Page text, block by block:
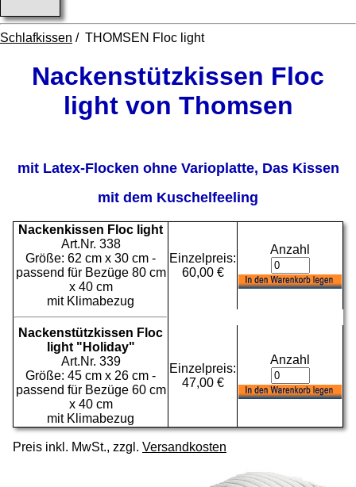
Schlafkissen / THOMSEN Floc light
Nackenstützkissen Floc
light von Thomsen
mit Latex-Flocken ohne Varioplatte, Das Kissen
mit dem Kuschelfeeling
Nackenkissen Floc light
Art.Nr. 338
Größe: 62 cm x 30 cm -
passend für Bezüge 80 cm
x 40 cm
mit Klimabezug
Einzelpreis:
60,00 €
Anzahl
Nackenstützkissen Floc
light "Holiday"
Art.Nr. 339
Größe: 45 cm x 26 cm -
passend für Bezüge 60 cm
x 40 cm
mit Klimabezug
Einzelpreis:
47,00 €
Anzahl
Preis inkl. MwSt., zzgl. Versandkosten